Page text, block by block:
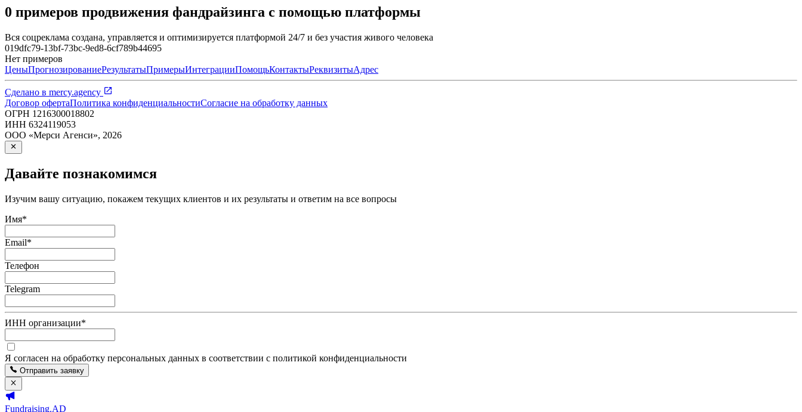
0 примеров продвижения фандрайзинга с помощью платформы
Вся соцреклама создана, управляется и оптимизируется платформой 24/7 и без участия живого человека
019dfc79-13bf-73bc-9ed8-6cf789b44695
Нет примеров
ЦеныПрогнозированиеРезультатыПримерыИнтеграцииПомощьКонтактыРеквизитыАдрес
Сделано в mercy.agency
Договор офертаПолитика конфиденциальностиСогласие на обработку данных
ОГРН 1216300018802
ИНН 6324119053
ООО «Мерси Агенси», 2026
Давайте познакомимся
Изучим вашу ситуацию, покажем текущих клиентов и их результаты и ответим на все вопросы
Имя*
Email*
Телефон
Telegram
ИНН организации*
Я согласен на обработку персональных данных в соответствии с политикой конфиденциальности
Отправить заявку
Fundraising.AD